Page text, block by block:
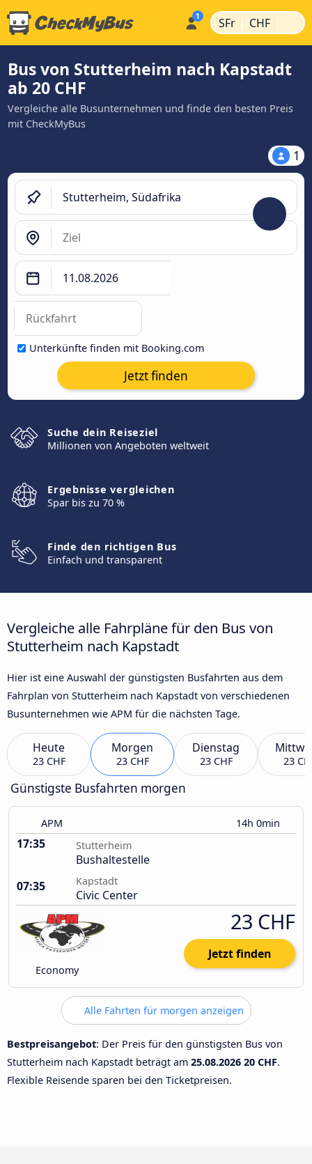
SFr | CHF |
Bus von Stutterheim nach Kapstadt
ab 20 CHF
Vergleiche alle Busunternehmen und finde den besten Preis
mit CheckMyBus
1
Unterkünfte finden mit Booking.com
Jetzt finden
Suche dein Reiseziel
Millionen von Angeboten weltweit
Ergebnisse vergleichen
Spar bis zu 70 %
Finde den richtigen Bus
Einfach und transparent
Vergleiche alle Fahrpläne für den Bus von
Stutterheim nach Kapstadt
Hier ist eine Auswahl der günstigsten Busfahrten aus dem
Fahrplan von Stutterheim nach Kapstadt von verschiedenen
Busunternehmen wie APM für die nächsten Tage.
Heute
23 CHF
Morgen
23 CHF
Dienstag
23 CHF 23
Günstigste Busfahrten morgen
APM 14h 0min
17:35 Stutterheim
Bushaltestelle
07:35
Kapstadt
Civic Center
Economy
23 CHF
Jetzt finden
Alle Fahrten für morgen anzeigen
Bestpreisangebot: Der Preis für den günstigsten Bus von
Stutterheim nach Kapstadt beträgt am 25.08.2026 20 CHF.
Flexible Reisende sparen bei den Ticketpreisen.